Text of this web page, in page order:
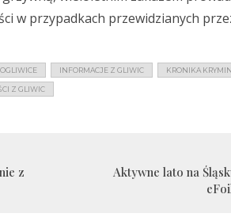
w przypadkach przewidzianych
INFORMACJE Z GLIWIC KRONIKA
Z GLIWIC
z
Aktywne lato na